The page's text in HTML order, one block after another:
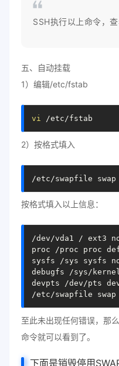
SSH执行以上命令，
五、自动挂载
1）编辑/etc/fstab
vi /etc/fstab
2）按格式填入
/etc/swapfile
按格式填入以上信息：
/dev/vda1 / ext3
proc /proc proc
sysfs /sys sysfs
debugfs /sys/
devpts /dev/pts
/etc/swapfile
至此未出现任何错误，那
命令就可以看到了。
下面是销毁停用